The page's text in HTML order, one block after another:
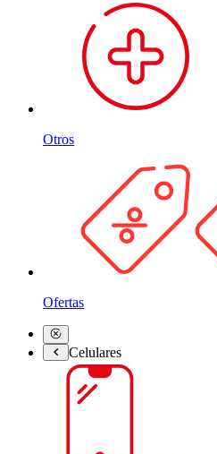
Otros
Ofertas
Celulares